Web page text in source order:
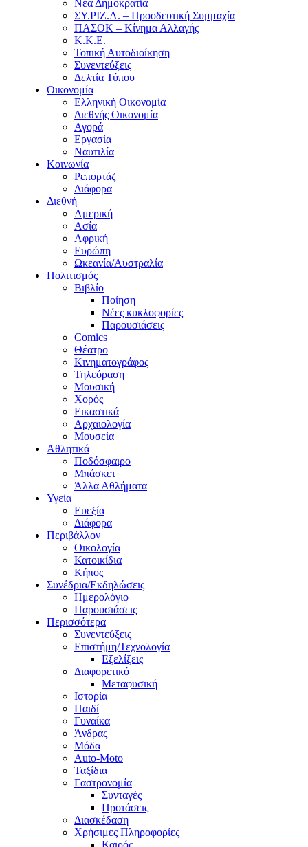
Νέα Δημοκρατία
ΣΥ.ΡΙΖ.Α. – Προοδευτική Συμμαχία
ΠΑΣΟΚ – Κίνημα Αλλαγής
Κ.Κ.Ε.
Τοπική Αυτοδιοίκηση
Συνεντεύξεις
Δελτία Τύπου
Οικονομία
Ελληνική Οικονομία
Διεθνής Οικονομία
Αγορά
Εργασία
Ναυτιλία
Κοινωνία
Ρεπορτάζ
Διάφορα
Διεθνή
Αμερική
Ασία
Αφρική
Ευρώπη
Ωκεανία/Αυστραλία
Πολιτισμός
Βιβλίο
Ποίηση
Νέες κυκλοφορίες
Παρουσιάσεις
Comics
Θέατρο
Κινηματογράφος
Τηλεόραση
Μουσική
Χορός
Εικαστικά
Αρχαιολογία
Μουσεία
Αθλητικά
Ποδόσφαιρο
Μπάσκετ
Άλλα Αθλήματα
Υγεία
Ευεξία
Διάφορα
Περιβάλλον
Οικολογία
Κατοικίδια
Κήπος
Συνέδρια/Εκδηλώσεις
Ημερολόγιο
Παρουσιάσεις
Περισσότερα
Συνεντεύξεις
Επιστήμη/Τεχνολογία
Εξελίξεις
Διαφορετικό
Μεταφυσική
Ιστορία
Παιδί
Γυναίκα
Άνδρας
Μόδα
Auto-Moto
Ταξίδια
Γαστρονομία
Συνταγές
Προτάσεις
Διασκέδαση
Χρήσιμες Πληροφορίες
Καιρός